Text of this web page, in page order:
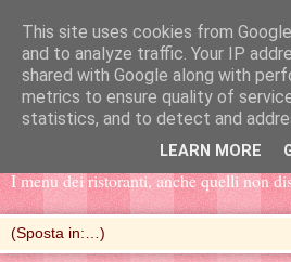
Menu e Prezzi
I menu dei ristoranti, anche quelli non
This site uses cookies from
and to analyze traffic. Your IP
shared with Google along with
metrics to ensure quality of
statistics, and to detect and
LEARN MORE